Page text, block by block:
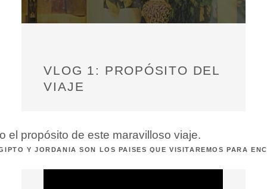
VLOG 1: PROPÓSITO DEL
VIAJE
el propósito de este maravilloso viaje.
Y JORDANIA SON LOS PAÍSES QUE VISITAREMOS PARA